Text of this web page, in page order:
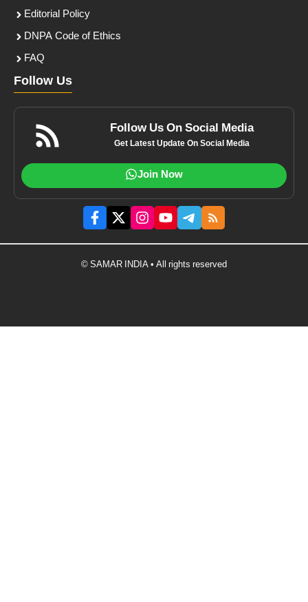
Editorial Policy
DNPA Code of Ethics
FAQ
Follow Us
Follow Us On Social Media
Get Latest Update On Social Media
Join Now
© SAMAR INDIA • All rights reserved